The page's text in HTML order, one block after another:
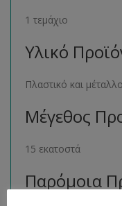
1 τεμάχιο
Υλικό
Πλαστικό και μέταλλο
Μέγεθος
15 εκατοστά
Παρόμοια